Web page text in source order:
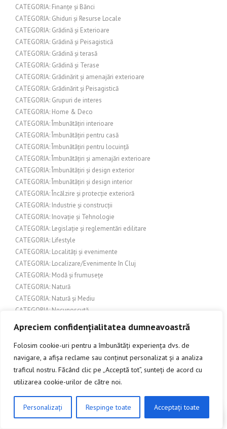
Apreciem confidențialitatea dumneavoastră
Folosim cookie-uri pentru a îmbunătăți experiența dvs. de
navigare, a afișa reclame sau conținut personalizat și a analiza
traficul nostru. Făcând clic pe „Acceptă tot”, sunteți de acord cu
utilizarea cookie-urilor de către noi.
Personalizați Respinge toate Acceptați toate
CATEGORIA: Finanțe și Bănci
CATEGORIA: Ghiduri și Resurse Locale
CATEGORIA: Grădină și Exterioare
CATEGORIA: Grădină și Peisagistică
CATEGORIA: Grădină și terasă
CATEGORIA: Grădină și Terase
CATEGORIA: Grădinărit și amenajări exterioare
CATEGORIA: Grădinărit și Peisagistică
CATEGORIA: Grupuri de interes
CATEGORIA: Home & Deco
CATEGORIA: Îmbunătățiri interioare
CATEGORIA: Îmbunătățiri pentru casă
CATEGORIA: Îmbunătățiri pentru locuință
CATEGORIA: Îmbunătățiri și amenajări exterioare
CATEGORIA: Îmbunătățiri și design exterior
CATEGORIA: Îmbunătățiri și design interior
CATEGORIA: Încălzire și protecție exterioră
CATEGORIA: Industrie și construcții
CATEGORIA: Inovație și Tehnologie
CATEGORIA: Legislație și reglementări edilitare
CATEGORIA: Lifestyle
CATEGORIA: Localități și evenimente
CATEGORIA: Localizare/Evenimente în Cluj
CATEGORIA: Modă și frumusețe
CATEGORIA: Natură
CATEGORIA: Natură și Mediu
CATEGORIA: Necunoscută
CATEGORIA: Peisaj și arhitectură
CATEGORIA: Pergole din lemn
CATEGORIA: Pescuit
CATEGORIA: Produse pentru casă și grădină
CATEGORIA: Produse pentru evenimente
CATEGORIA: Sport
CATEGORIA: Tehnologie și Inovație
CLICK AICI PENTRU A DISCUTA